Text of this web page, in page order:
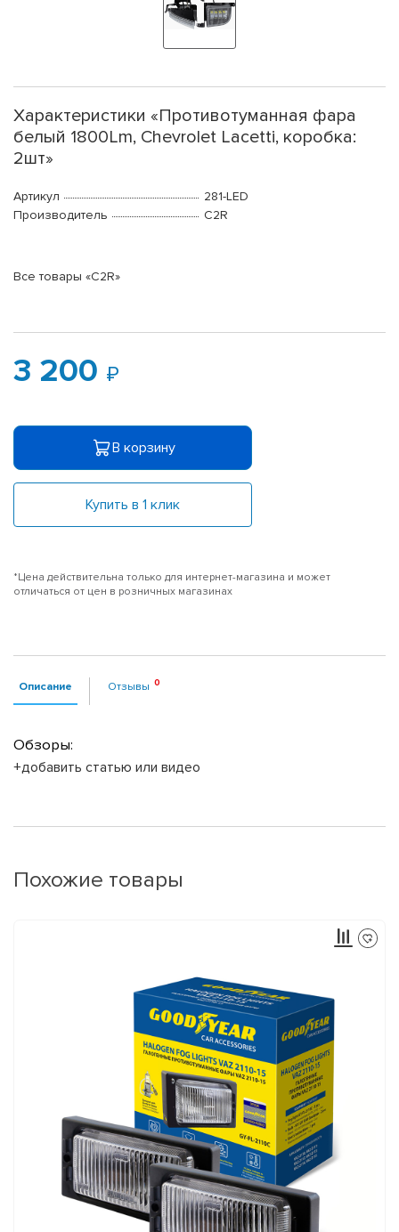
Характеристики «Противотуманная фара
белый 1800Lm, Chevrolet Lacetti, коробка:
2шт»
Артикул
281-LED
Производитель
C2R
Все товары «C2R»
3 200
В корзину
Купить в 1 клик
*Цена действительна только для интернет-магазина и может
отличаться от цен в розничных магазинах
Описание Отзывы
Обзоры:
+добавить статью или видео
Похожие товары